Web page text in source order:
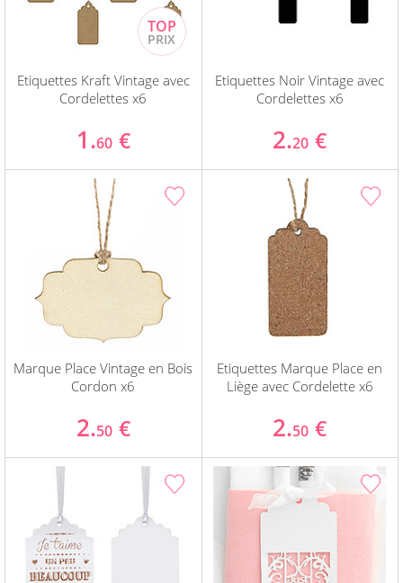
Etiquettes Kraft Vintage avec
Cordelettes x6
1.60 €
Etiquettes Noir Vintage avec
Cordelettes x6
2.20 €
Marque Place Vintage en Bois
Cordon x6
2.50 €
Etiquettes Marque Place en
Liège avec Cordelette x6
2.50 €